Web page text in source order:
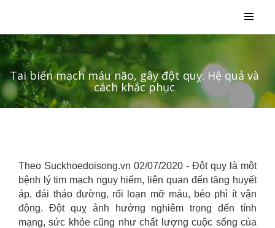
Tai biến mạch máu não, gây đột quỵ: Hệ quả và
cách khắc phục
Theo Suckhoedoisong.vn 02/07/2020 - Đột quỵ là một
bệnh lý tim mạch nguy hiểm, liên quan đến tăng huyết
áp, đái tháo đường, rối loạn mỡ máu, béo phì ít vận
động. Đột quỵ ảnh hưởng nghiêm trọng đến tính
mạng, sức khỏe cũng như chất lượng cuộc sống của